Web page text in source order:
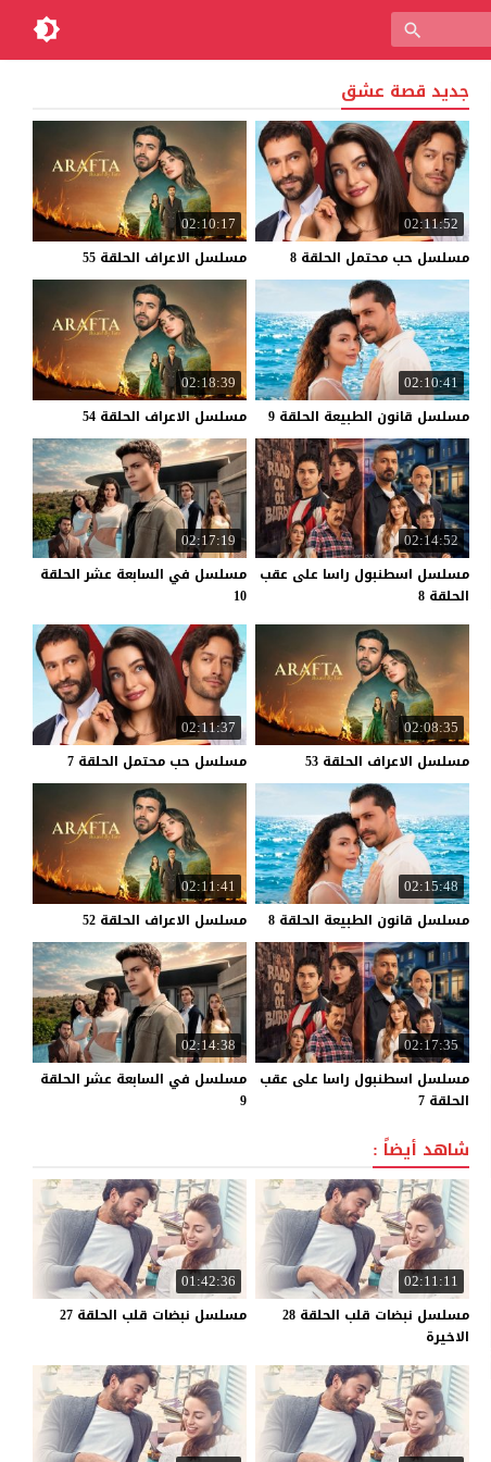
جديد قصة عشق
02:11:52
مسلسل حب محتمل الحلقة 8
02:10:17
مسلسل الاعراف الحلقة 55
02:10:41
مسلسل قانون الطبيعة الحلقة 9
02:18:39
مسلسل الاعراف الحلقة 54
02:14:52
مسلسل اسطنبول راسا على عقب
الحلقة 8
02:17:19
مسلسل في السابعة عشر الحلقة
10
02:08:35
مسلسل الاعراف الحلقة 53
02:11:37
مسلسل حب محتمل الحلقة 7
02:15:48
مسلسل قانون الطبيعة الحلقة 8
02:11:41
مسلسل الاعراف الحلقة 52
02:17:35
مسلسل اسطنبول راسا على عقب
الحلقة 7
02:14:38
مسلسل في السابعة عشر الحلقة
9
شاهد أيضاً :
02:11:11
مسلسل نبضات قلب الحلقة 28
الاخيرة
01:42:36
مسلسل نبضات قلب الحلقة 27